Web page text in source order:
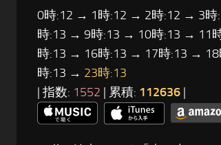
0時:12 → 1時:12 → 2時:12 → 3
時:13 → 9時:13 → 10時:13 → 11
時:13 → 16時:13 → 17時:13 →
時:13 → 23時:13
| 指数: 1552 | 累積: 112636 |